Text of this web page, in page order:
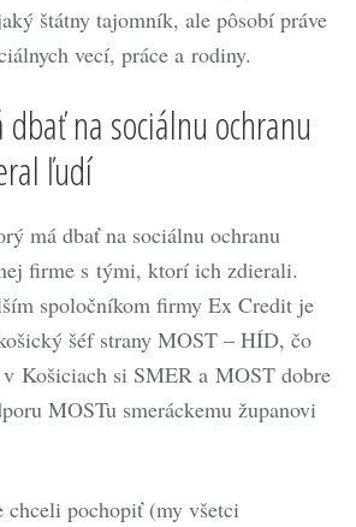
štátny tajomník, ale pôsobí práve
vecí, práce a rodiny.
na sociálnu ochranu
ľudí
má dbať na sociálnu ochranu
firme s tými, ktorí ich zdierali.
spoločníkom firmy Ex Credit je
šéf strany MOST – HÍD, čo
Košiciach si SMER a MOST dobre
MOSTu smeráckemu županovi
chceli pochopiť (my všetci